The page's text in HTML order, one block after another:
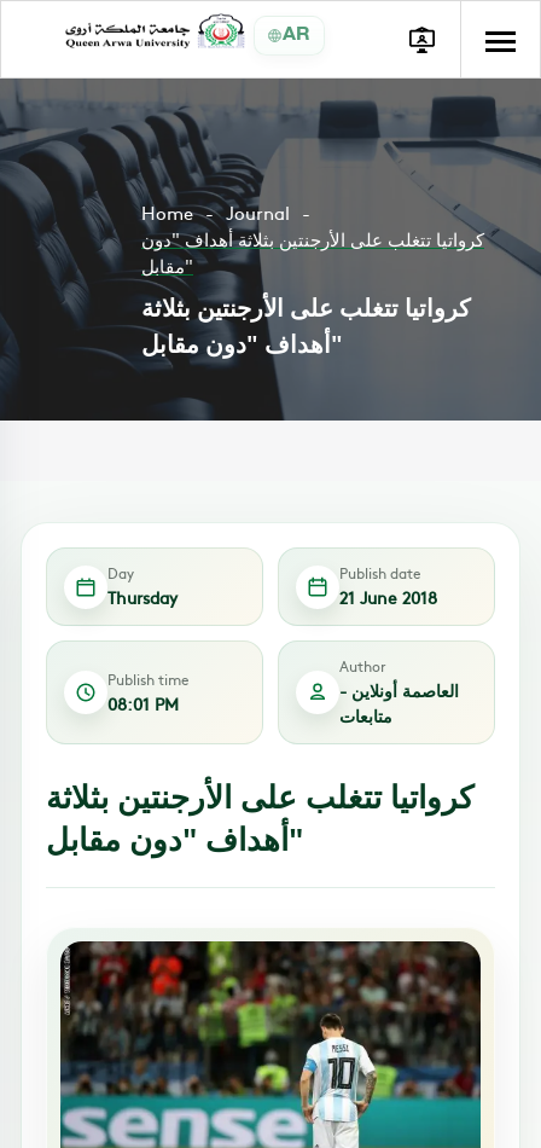
AR
Home
Journal
كرواتيا تتغلب على الأرجنتين بثلاثة أهداف "دون
مقابل"
كرواتيا تتغلب على الأرجنتين بثلاثة
أهداف "دون مقابل"
Day
Thursday
Publish date
21 June 2018
Publish time
08:01 PM
Author
العاصمة أونلاين -
متابعات
كرواتيا تتغلب على الأرجنتين بثلاثة
أهداف "دون مقابل"